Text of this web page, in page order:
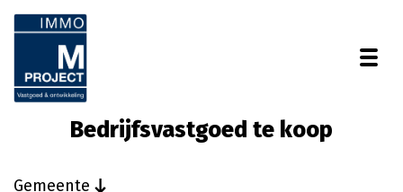
Bedrijfsvastgoed te koop
Gemeente